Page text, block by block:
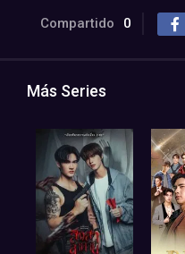
Compartido 0
Más Series